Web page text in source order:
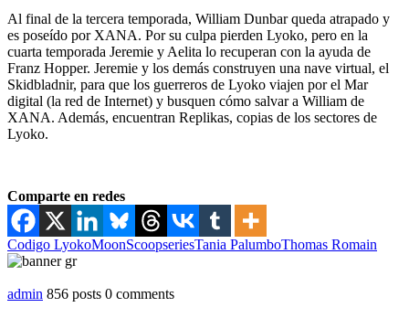
Al final de la tercera temporada, William Dunbar queda atrapado y
es poseído por XANA. Por su culpa pierden Lyoko, pero en la
cuarta temporada Jeremie y Aelita lo recuperan con la ayuda de
Franz Hopper. Jeremie y los demás construyen una nave virtual, el
Skidbladnir, para que los guerreros de Lyoko viajen por el Mar
digital (la red de Internet) y busquen cómo salvar a William de
XANA. Además, encuentran Replikas, copias de los sectores de
Lyoko.
Comparte en redes
Codigo LyokoMoonScoopseriesTania PalumboThomas Romain
admin 856 posts 0 comments